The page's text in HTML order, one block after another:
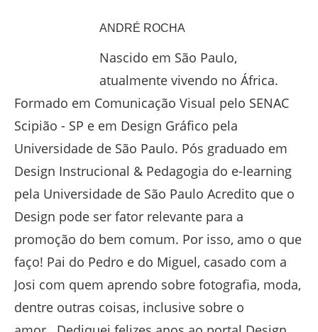
ANDRÉ ROCHA
Nascido em São Paulo,
atualmente vivendo no África.
Formado em Comunicação Visual pelo SENAC
Scipião - SP e em Design Gráfico pela
Universidade de São Paulo. Pós graduado em
Design Instrucional & Pedagogia do e-learning
pela Universidade de São Paulo Acredito que o
Design pode ser fator relevante para a
promoção do bem comum. Por isso, amo o que
faço! Pai do Pedro e do Miguel, casado com a
Josi com quem aprendo sobre fotografia, moda,
dentre outras coisas, inclusive sobre o